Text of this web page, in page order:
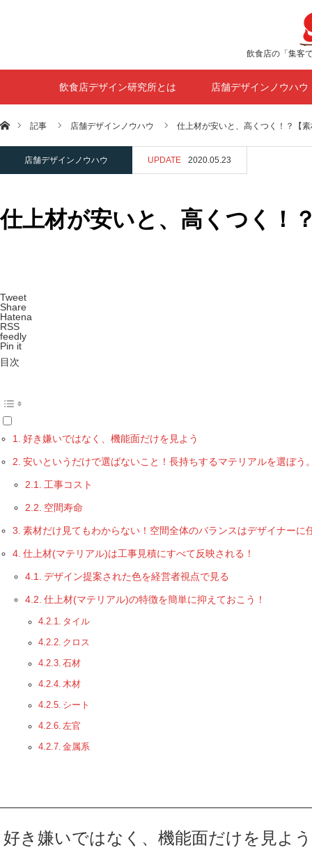
飲食店の「集客
飲食店デザイン研究所とは 店舗デザインノウハウ
ホーム記事 店舗デザインノウハウ 仕上材が安いと、高くつく！？【
店舗デザインノウハウ UPDATE 2020.05.23
仕上材が安いと、高くつく！
Tweet
Share
Hatena
RSS
feedly
Pin it
目次
好き嫌いではなく、機能面だけを見よう
安いというだけで選ばないこと！長持ちするマテリアルを選ぼう
工事コスト
空間寿命
素材だけ見てもわからない！空間全体のバランスはデザイナーに
仕上材(マテリアル)は工事見積にすべて反映される！
デザイン提案された色を経営者視点で見る
仕上材(マテリアル)の特徴を簡単に抑えておこう！
タイル
クロス
石材
木材
シート
左官
金属系
好き嫌いではなく、機能面だけを見よう